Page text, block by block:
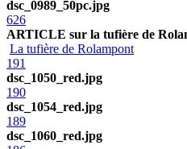
dsc_0989_50pc.jpg
626
ARTICLE sur la tufière de
La tufière de Rolampont
191
dsc_1050_red.jpg
190
dsc_1054_red.jpg
189
dsc_1060_red.jpg